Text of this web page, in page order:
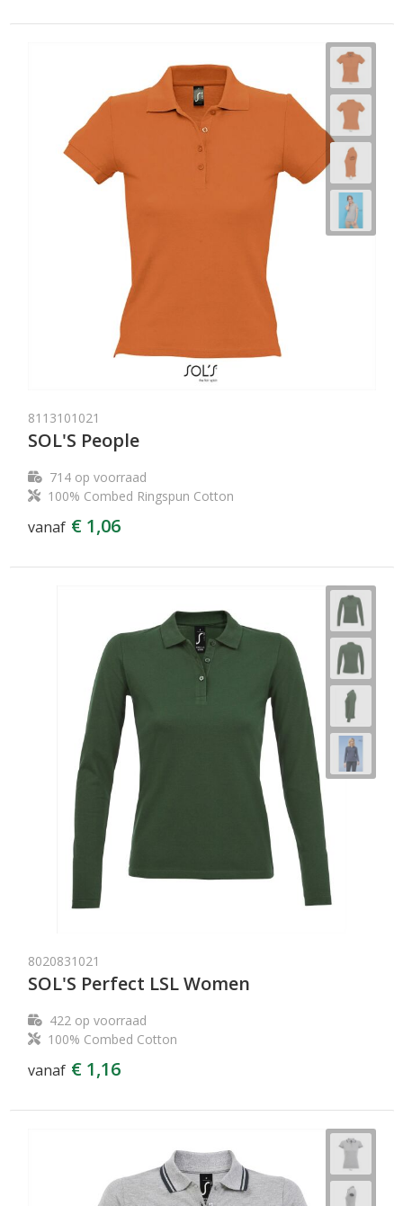
8113101021
SOL'S People
714op voorraad
100% Combed Ringspun Cotton
vanaf € 1,06
8020831021
SOL'S Perfect LSL Women
422op voorraad
100% Combed Cotton
vanaf € 1,16